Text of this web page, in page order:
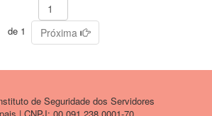
de 1 Próxima
de Seguridade dos Servidores